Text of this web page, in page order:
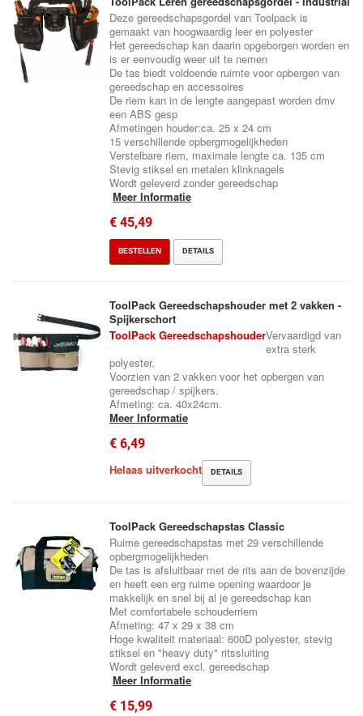
Deze gereedschapsgordel van Toolpack is
gemaakt van hoogwaardig leer en polyester
Het gereedschap kan daarin opgeborgen worden en
is er eenvoudig weer uit te nemen
De tas biedt voldoende ruimte voor opbergen van
gereedschap en accessoires
De riem kan in de lengte aangepast worden dmv
een ABS gesp
Afmetingen houder:ca. 25 x 24 cm
15 verschillende opbergmogelijkheden
Verstelbare riem, maximale lengte ca. 135 cm
Stevig stiksel en metalen klinknagels
Wordt geleverd zonder gereedschap
Meer Informatie
€ 45,49
BESTELLEN DETAILS
ToolPack Gereedschapshouder met 2 vakken -
Spijkerschort
ToolPack GereedschapshouderVervaardigd van
extra sterk
polyester.
Voorzien van 2 vakken voor het opbergen van
gereedschap / spijkers.
Afmeting: ca. 40x24cm.
Meer Informatie
€ 6,49
Helaas uitverkocht
DETAILS
ToolPack Gereedschapstas Classic
Ruime gereedschapstas met 29 verschillende
opbergmogelijkheden
De tas is afsluitbaar met de rits aan de bovenzijde
en heeft een erg ruime opening waardoor je
makkelijk en snel bij al je gereedschap kan
Met comfortabele schouderriem
Afmeting: 47 x 29 x 38 cm
Hoge kwaliteit materiaal: 600D polyester, stevig
stiksel en "heavy duty" ritssluiting
Wordt geleverd excl. gereedschap
Meer Informatie
€ 15,99